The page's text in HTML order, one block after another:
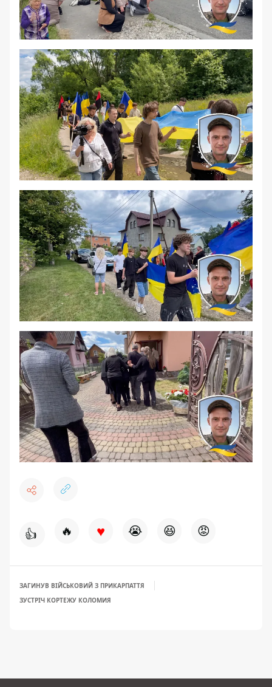
👍 🔥 ♥ 😭 😆 😡
ЗАГИНУВ ВІЙСЬКОВИЙ З ПРИКАРПАТТЯ
ЗУСТРІЧ КОРТЕЖУ КОЛОМИЯ